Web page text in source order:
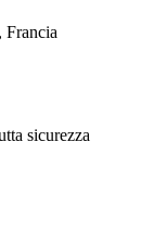
Francia
sicurezza